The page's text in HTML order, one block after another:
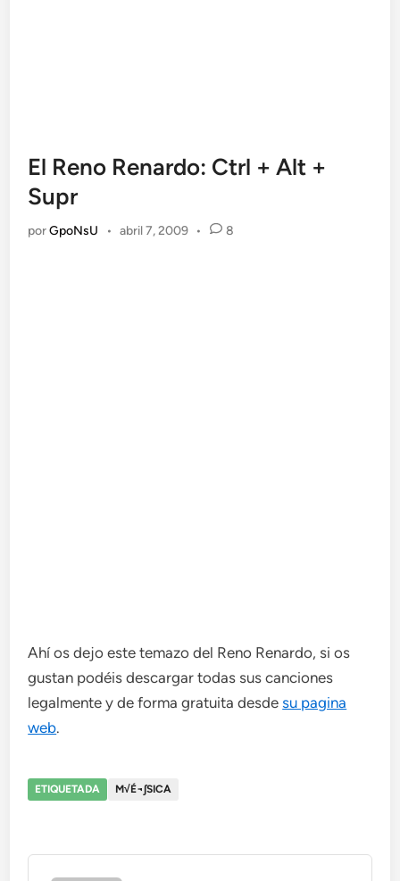
El Reno Renardo: Ctrl + Alt +
Supr
porGpoNsU • abril 7, 2009 • 8
Ahí os dejo este temazo del Reno Renardo, si os
gustan podéis descargar todas sus canciones
legalmente y de forma gratuita desdesu pagina
web.
ETIQUETADA M√É¬∫SICA